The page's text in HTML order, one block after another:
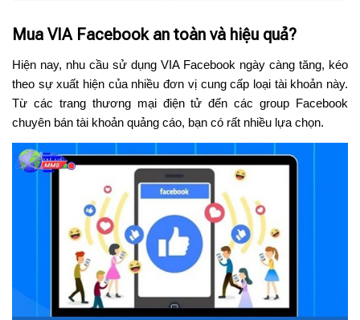
Mua VIA Facebook an toàn và hiệu quả?
Hiện nay, nhu cầu sử dụng VIA Facebook ngày càng tăng, kéo
theo sự xuất hiện của nhiều đơn vị cung cấp loại tài khoản này.
Từ các trang thương mại điện tử đến các group Facebook
chuyên bán tài khoản quảng cáo, bạn có rất nhiều lựa chọn.